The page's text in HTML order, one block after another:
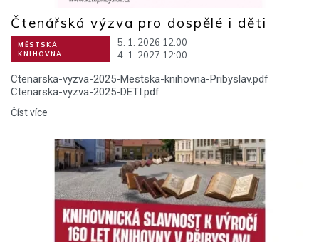
MĚSTSKÁ
KNIHOVNA
5. 1. 2026 12:00
4. 1. 2027 12:00
Čtenářská výzva pro dospělé i děti
Ctenarska-vyzva-2025-Mestska-knihovna-Pribyslav.pdf
Ctenarska-vyzva-2025-DETI.pdf
Číst více